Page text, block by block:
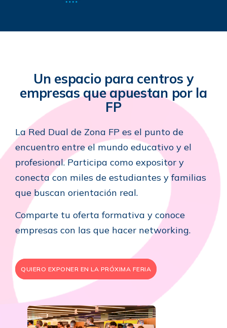
Un espacio para centros y
empresas que apuestan por la
FP
La Red Dual de Zona FP es el punto de
encuentro entre el mundo educativo y el
profesional. Participa como expositor y
conecta con miles de estudiantes y familias
que buscan orientación real.
Comparte tu oferta formativa y conoce
empresas con las que hacer networking.
QUIERO EXPONER EN LA PRÓXIMA FERIA